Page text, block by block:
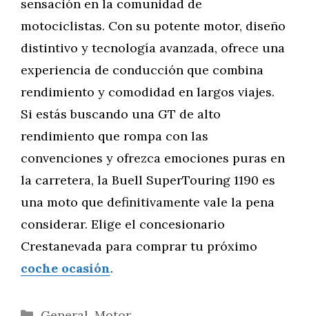
sensación en la comunidad de
motociclistas. Con su potente motor, diseño
distintivo y tecnología avanzada, ofrece una
experiencia de conducción que combina
rendimiento y comodidad en largos viajes.
Si estás buscando una GT de alto
rendimiento que rompa con las
convenciones y ofrezca emociones puras en
la carretera, la Buell SuperTouring 1190 es
una moto que definitivamente vale la pena
considerar. Elige el concesionario
Crestanevada para comprar tu próximo
coche ocasión.